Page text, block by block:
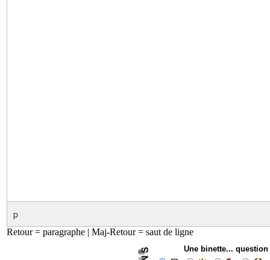
p
Retour = paragraphe | Maj-Retour = saut de ligne
Une binette...